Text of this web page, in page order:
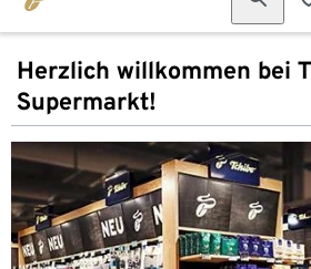
Herzlich willkommen bei
Supermarkt!